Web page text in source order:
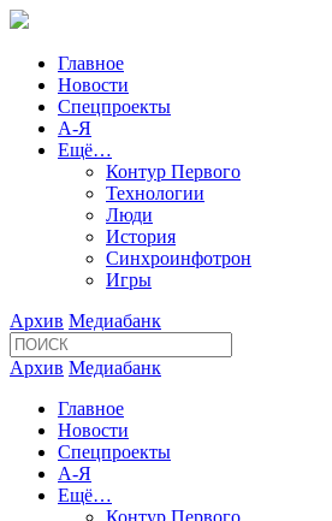
Главное
Новости
Спецпроекты
А-Я
Ещё…
Контур Первого
Технологии
Люди
История
Синхроинфотрон
Игры
Архив Медиабанк
Архив Медиабанк
Главное
Новости
Спецпроекты
А-Я
Ещё…
Контур Первого